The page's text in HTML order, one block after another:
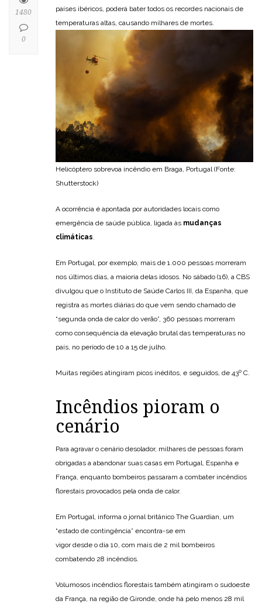
países ibéricos, poderá bater todos os recordes nacionais de
temperaturas altas, causando milhares de mortes.
Helicóptero sobrevoa incêndio em Braga, Portugal (Fonte:
Shutterstock)
A ocorrência é apontada por autoridades locais como
emergência de saúde pública, ligada às mudanças
climáticas
Em Portugal, por exemplo, mais de 1.000 pessoas morreram
nos últimos dias, a maioria delas idosos. No sábado (16), a CBS
divulgou que o Instituto de Saúde Carlos III, da Espanha, que
registra as mortes diárias do que vem sendo chamado de
“segunda onda de calor do verão”, 360 pessoas morreram
como consequência da elevação brutal das temperaturas no
país, no período de 10 a 15 de julho.
Muitas regiões atingiram picos inéditos, e seguidos, de 43º C.
Incêndios pioram o
cenário
Para agravar o cenário desolador, milhares de pessoas foram
obrigadas a abandonar suas casas em Portugal, Espanha e
França, enquanto bombeiros passaram a combater incêndios
florestais provocados pela onda de calor.
Em Portugal, informa o jornal britânico The Guardian, um
“estado de contingência” encontra-se em
vigor desde o dia 10, com mais de 2 mil bombeiros
combatendo 28 incêndios.
Volumosos incêndios florestais também atingiram o sudoeste
da França, na região de Gironde, onde há pelo menos 28 mil
1480
0